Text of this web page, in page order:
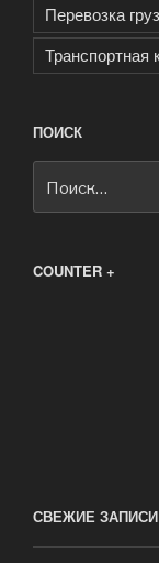
Перевозка
Транспортная
ПОИСК
COUNTER +
СВЕЖИЕ ЗАПИСИ